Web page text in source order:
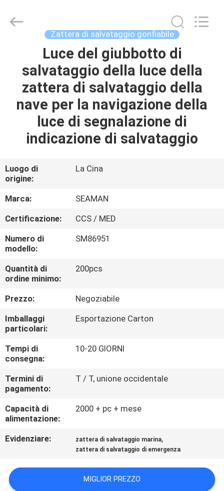
PRODOTTI
VIDEO
CIRCA
NOI
GIRO
DELLA
FABBRICA
CONTROLLO
DI
QUALITÀ
COMPANY
NEWS
MAPPA
DEL
SITO
PRIVACY
Seaman
Marine
Zattera di salvataggio gonfiabile
Luce del giubbotto di
salvataggio della luce della
zattera di salvataggio della
nave per la navigazione della
luce di segnalazione di
indicazione di salvataggio
Luogo di
origine:
La Cina
Marca:
SEAMAN
Certificazione:
CCS / MED
Numero di
modello:
SM86951
Quantità di
ordine minimo:
200pcs
Prezzo:
Negoziabile
Imballaggi
particolari:
Esportazione Carton
Tempi di
consegna:
10-20 GIORNI
Termini di
pagamento:
T / T, unione occidentale
Capacità di
alimentazione:
2000 + pc + mese
Evidenziare: zattera di salvataggio marina,
zattera di salvataggio di emergenza
MIGLIOR PREZZO